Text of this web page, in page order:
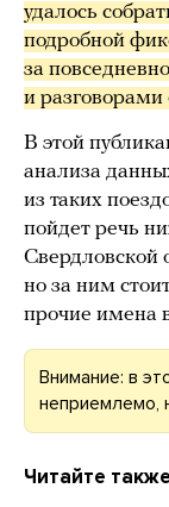
удалось
подробной
за
и разговорами
В этой
анализа
из таких
пойдет речь
Свердловской
но за ним
прочие имена
Внимание: в
неприемлемо,
Читайте